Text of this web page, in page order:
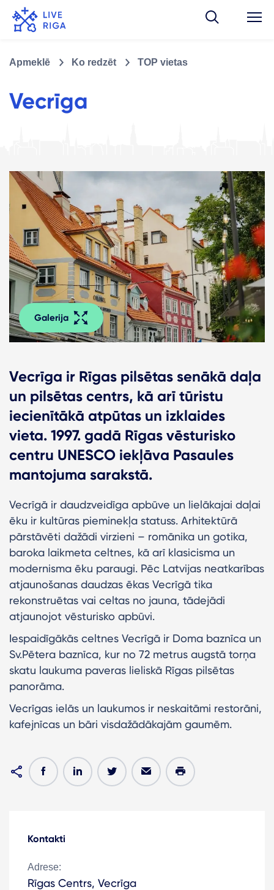
Apmeklē Ko redzēt TOP vietas
Vecrīga
Galerija
Vecrīga ir Rīgas pilsētas senākā daļa
un pilsētas centrs, kā arī tūristu
iecienītākā atpūtas un izklaides
vieta. 1997. gadā Rīgas vēsturisko
centru UNESCO iekļāva Pasaules
mantojuma sarakstā.
Vecrīgā ir daudzveidīga apbūve un lielākajai daļai
ēku ir kultūras pieminekļa statuss. Arhitektūrā
pārstāvēti dažādi virzieni – romānika un gotika,
baroka laikmeta celtnes, kā arī klasicisma un
modernisma ēku paraugi. Pēc Latvijas neatkarības
atjaunošanas daudzas ēkas Vecrīgā tika
rekonstruētas vai celtas no jauna, tādejādi
atjaunojot vēsturisko apbūvi.
Iespaidīgākās celtnes Vecrīgā ir Doma baznīca un
Sv.Pētera baznīca, kur no 72 metrus augstā torņa
skatu laukuma paveras lieliskā Rīgas pilsētas
panorāma.
Vecrīgas ielās un laukumos ir neskaitāmi restorāni,
kafejnīcas un bāri visdažādākajām gaumēm.
Kontakti
Adrese:
Rīgas Centrs, Vecrīga